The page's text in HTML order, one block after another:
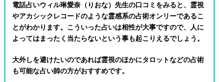
電話占いウィル琳愛奈（りおな）先生の口コミをみると、霊視
やアカシックレコードのような霊感系の占術オンリーであるこ
とがわかります。こういった占いは相性が大事ですので、人に
よってはまったく当たらないという事も起こりえるでしょう。
大外しを避けたいのであれば霊視のほかにタロットなどの占術
も可能な占い師の方がおすすめです。